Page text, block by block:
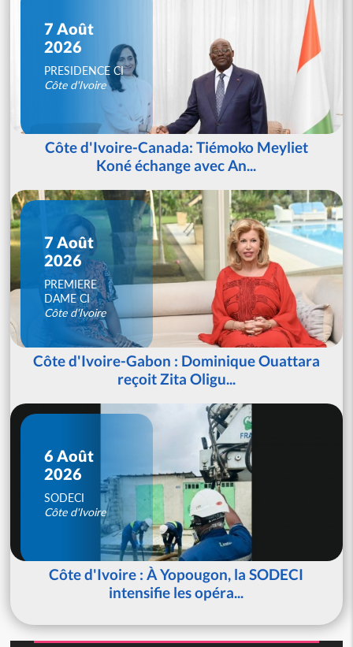
7 Août
2026
PRESIDENCE CI
Côte d'Ivoire
Côte d'Ivoire-Canada: Tiémoko Meyliet
Koné échange avec An...
7 Août
2026
PREMIERE
DAME CI
Côte d'Ivoire
Côte d'Ivoire-Gabon : Dominique Ouattara
reçoit Zita Oligu...
6 Août
2026
SODECI
Côte d'Ivoire
Côte d'Ivoire : À Yopougon, la SODECI
intensifie les opéra...